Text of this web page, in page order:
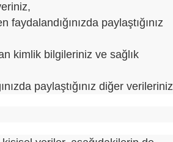
paylaştığınız
kimlik bilgileriniz ve sağlık
paylaştığınız diğer